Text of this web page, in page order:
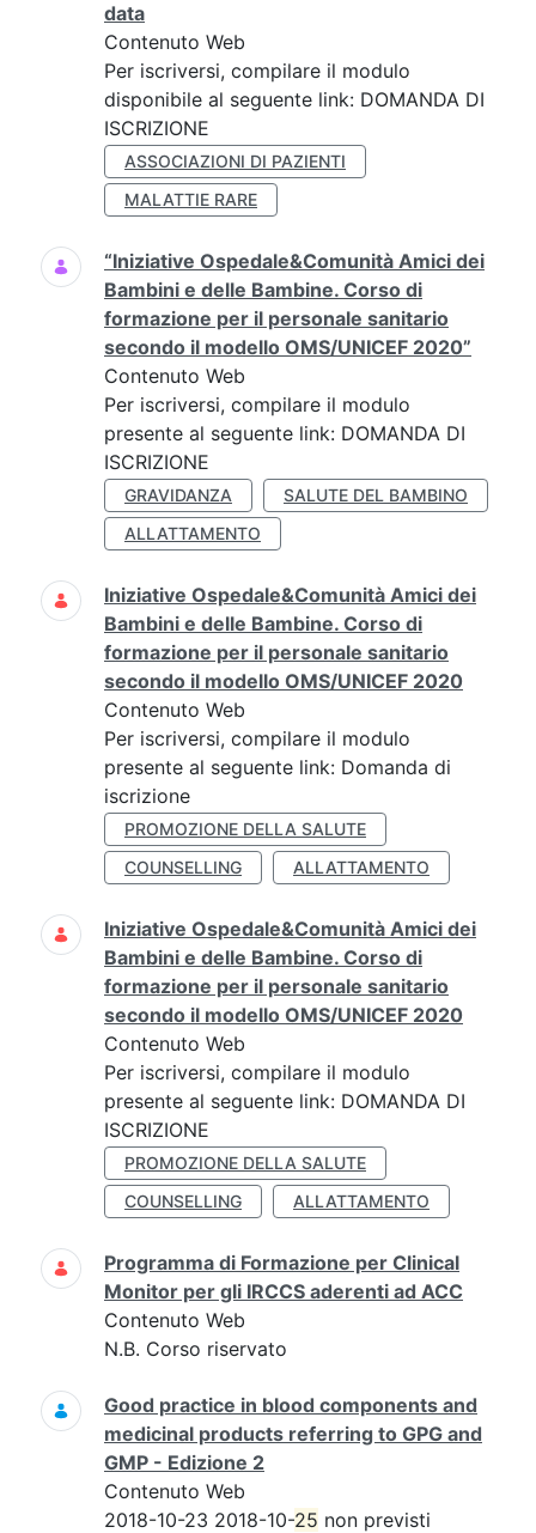
data
Contenuto Web
Per iscriversi, compilare il modulo
disponibile al seguente link: DOMANDA DI
ISCRIZIONE
ASSOCIAZIONI DI PAZIENTI
MALATTIE RARE
“Iniziative Ospedale&Comunità Amici dei
Bambini e delle Bambine. Corso di
formazione per il personale sanitario
secondo il modello OMS/UNICEF 2020”
Contenuto Web
Per iscriversi, compilare il modulo
presente al seguente link: DOMANDA DI
ISCRIZIONE
GRAVIDANZA
SALUTE DEL BAMBINO
ALLATTAMENTO
Iniziative Ospedale&Comunità Amici dei
Bambini e delle Bambine. Corso di
formazione per il personale sanitario
secondo il modello OMS/UNICEF 2020
Contenuto Web
Per iscriversi, compilare il modulo
presente al seguente link: Domanda di
iscrizione
PROMOZIONE DELLA SALUTE
COUNSELLING
ALLATTAMENTO
Iniziative Ospedale&Comunità Amici dei
Bambini e delle Bambine. Corso di
formazione per il personale sanitario
secondo il modello OMS/UNICEF 2020
Contenuto Web
Per iscriversi, compilare il modulo
presente al seguente link: DOMANDA DI
ISCRIZIONE
PROMOZIONE DELLA SALUTE
COUNSELLING
ALLATTAMENTO
Programma di Formazione per Clinical
Monitor per gli IRCCS aderenti ad ACC
Contenuto Web
N.B. Corso riservato
Good practice in blood components and
medicinal products referring to GPG and
GMP - Edizione 2
Contenuto Web
2018-10-23 2018-10-25 non previsti